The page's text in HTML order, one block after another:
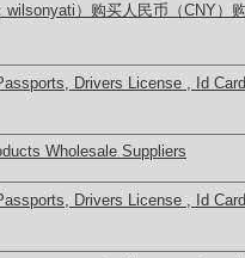
wilsonyati）购买人民币（CNY）
Drivers License , Id
Wholesale Suppliers
Drivers License , Id